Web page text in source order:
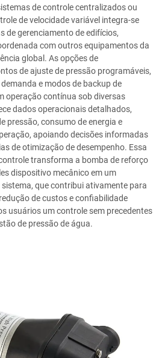
de controle centralizados ou
de velocidade variável integra-se
de gerenciamento de edifícios,
com outros equipamentos da
global. As opções de
de ajuste de pressão programáveis,
e modos de backup de
operação contínua sob diversas
dados operacionais detalhados,
pressão, consumo de energia e
apoiando decisões informadas
de otimização de desempenho. Essa
transforma a bomba de reforço
dispositivo mecânico em um
que contribui ativamente para
de custos e confiabilidade
usuários um controle sem precedentes
de pressão de água.